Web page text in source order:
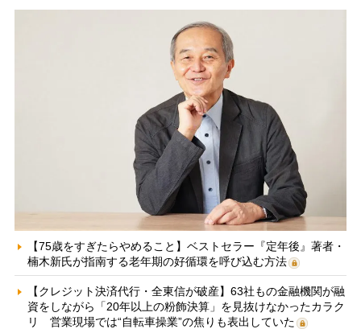
【75歳をすぎたらやめること】ベストセラー『定年後』著者・
楠木新氏が指南する老年期の好循環を呼び込む方法
【クレジット決済代行・全東信が破産】63社もの金融機関が融
資をしながら「20年以上の粉飾決算」を見抜けなかったカラク
リ 営業現場では“自転車操業”の焦りも表出していた